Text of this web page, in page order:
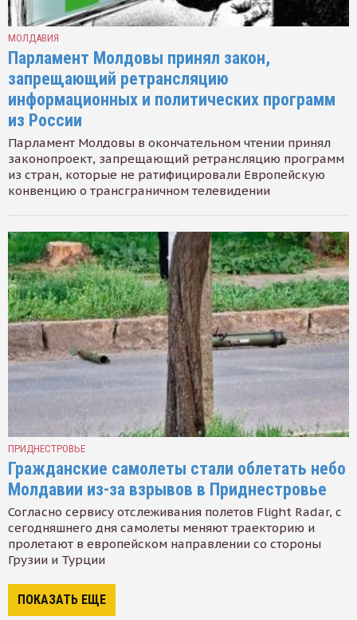
МОЛДАВИЯ
Парламент Молдовы принял закон,
запрещающий ретрансляцию
информационных и политических программ
из России
Парламент Молдовы в окончательном чтении принял
законопроект, запрещающий ретрансляцию программ
из стран, которые не ратифицировали Европейскую
конвенцию о трансграничном телевидении
ПРИДНЕСТРОВЬЕ
Гражданские самолеты стали облетать небо
Молдавии из-за взрывов в Приднестровье
Согласно сервису отслеживания полетов Flight Radar, с
сегодняшнего дня самолеты меняют траекторию и
пролетают в европейском направлении со стороны
Грузии и Турции
ПОКАЗАТЬ ЕЩЕ